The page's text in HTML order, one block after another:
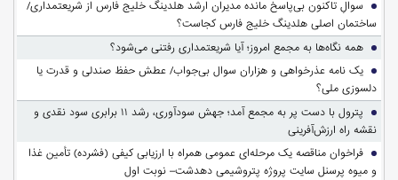
سوالِ تاکنون بی‌پاسخ مانده مدیران ارشد هلدینگ خلیج فارس از شریعتمداری/
ساختمان اصلی هلدینگ خلیج فارس کجاست؟
همه نگاه‌ها به مجمع امروز؛ آیا شریعتمداری رفتنی می‌شود؟
یک نامه عذرخواهی و هزاران سوال بی‌جواب/ عطش حفظ صندلی و قدرت یا
دلسوزی ملی؟
پترول با دست پر به مجمع آمد؛ جهش سودآوری، رشد ۱۱ برابری سود نقدی و
نقشه راه ارزش‌آفرینی
فراخوان مناقصه یک مرحله‌ای عمومی همراه با ارزیابی کیفی (فشرده) تأمین غذا
و میوه پرسنل سایت پروژه پتروشیمی دهدشت– نوبت اول